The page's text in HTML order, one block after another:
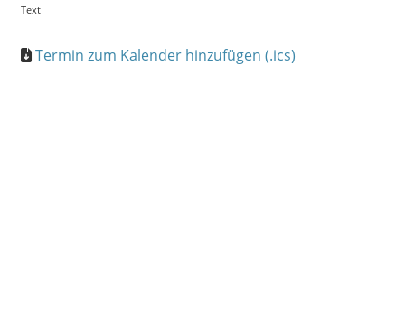
Text
Termin zum Kalender hinzufügen (.ics)